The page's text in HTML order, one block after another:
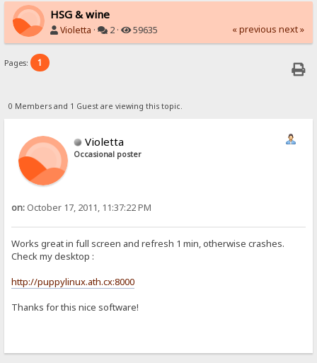
HSG & wine
Violetta · 2 · 59635 « previous next »
Pages: 1
0 Members and 1 Guest are viewing this topic.
Violetta
Occasional poster
on: October 17, 2011, 11:37:22 PM
Works great in full screen and refresh 1 min, otherwise crashes.
Check my desktop :
http://puppylinux.ath.cx:8000
Thanks for this nice software!